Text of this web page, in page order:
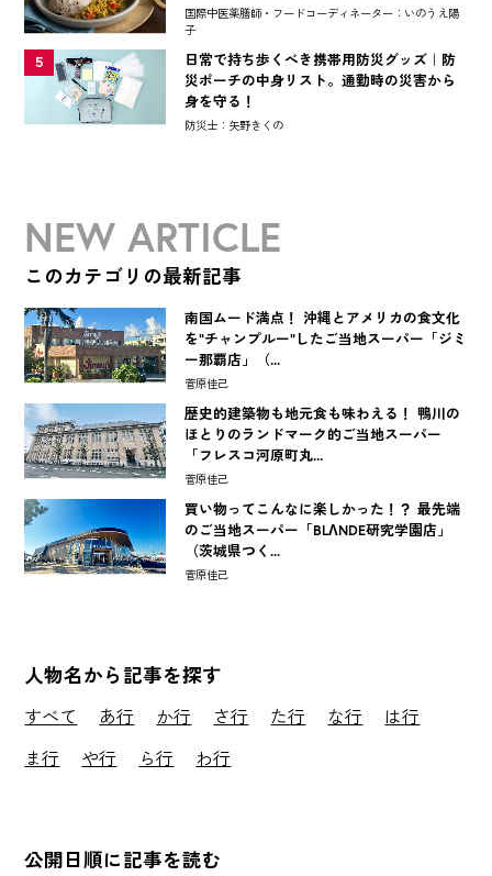
国際中医薬膳師・フードコーディネーター：いのうえ陽
子
5
日常で持ち歩くべき携帯用防災グッズ｜防
災ポーチの中身リスト。通勤時の災害から
身を守る！
防災士：矢野きくの
NEW ARTICLE
このカテゴリの最新記事
南国ムード満点！ 沖縄とアメリカの食文化
を"チャンプルー"したご当地スーパー「ジミ
ー那覇店」（...
菅原佳己
歴史的建築物も地元食も味わえる！ 鴨川の
ほとりのランドマーク的ご当地スーパー
「フレスコ河原町丸...
菅原佳己
買い物ってこんなに楽しかった！？ 最先端
のご当地スーパー「BLΛNDE研究学園店」
（茨城県つく...
菅原佳己
人物名から記事を探す
すべて あ行 か行 さ行 た行 な行
は行
ま行
や行 ら行 わ行
公開日順に記事を読む